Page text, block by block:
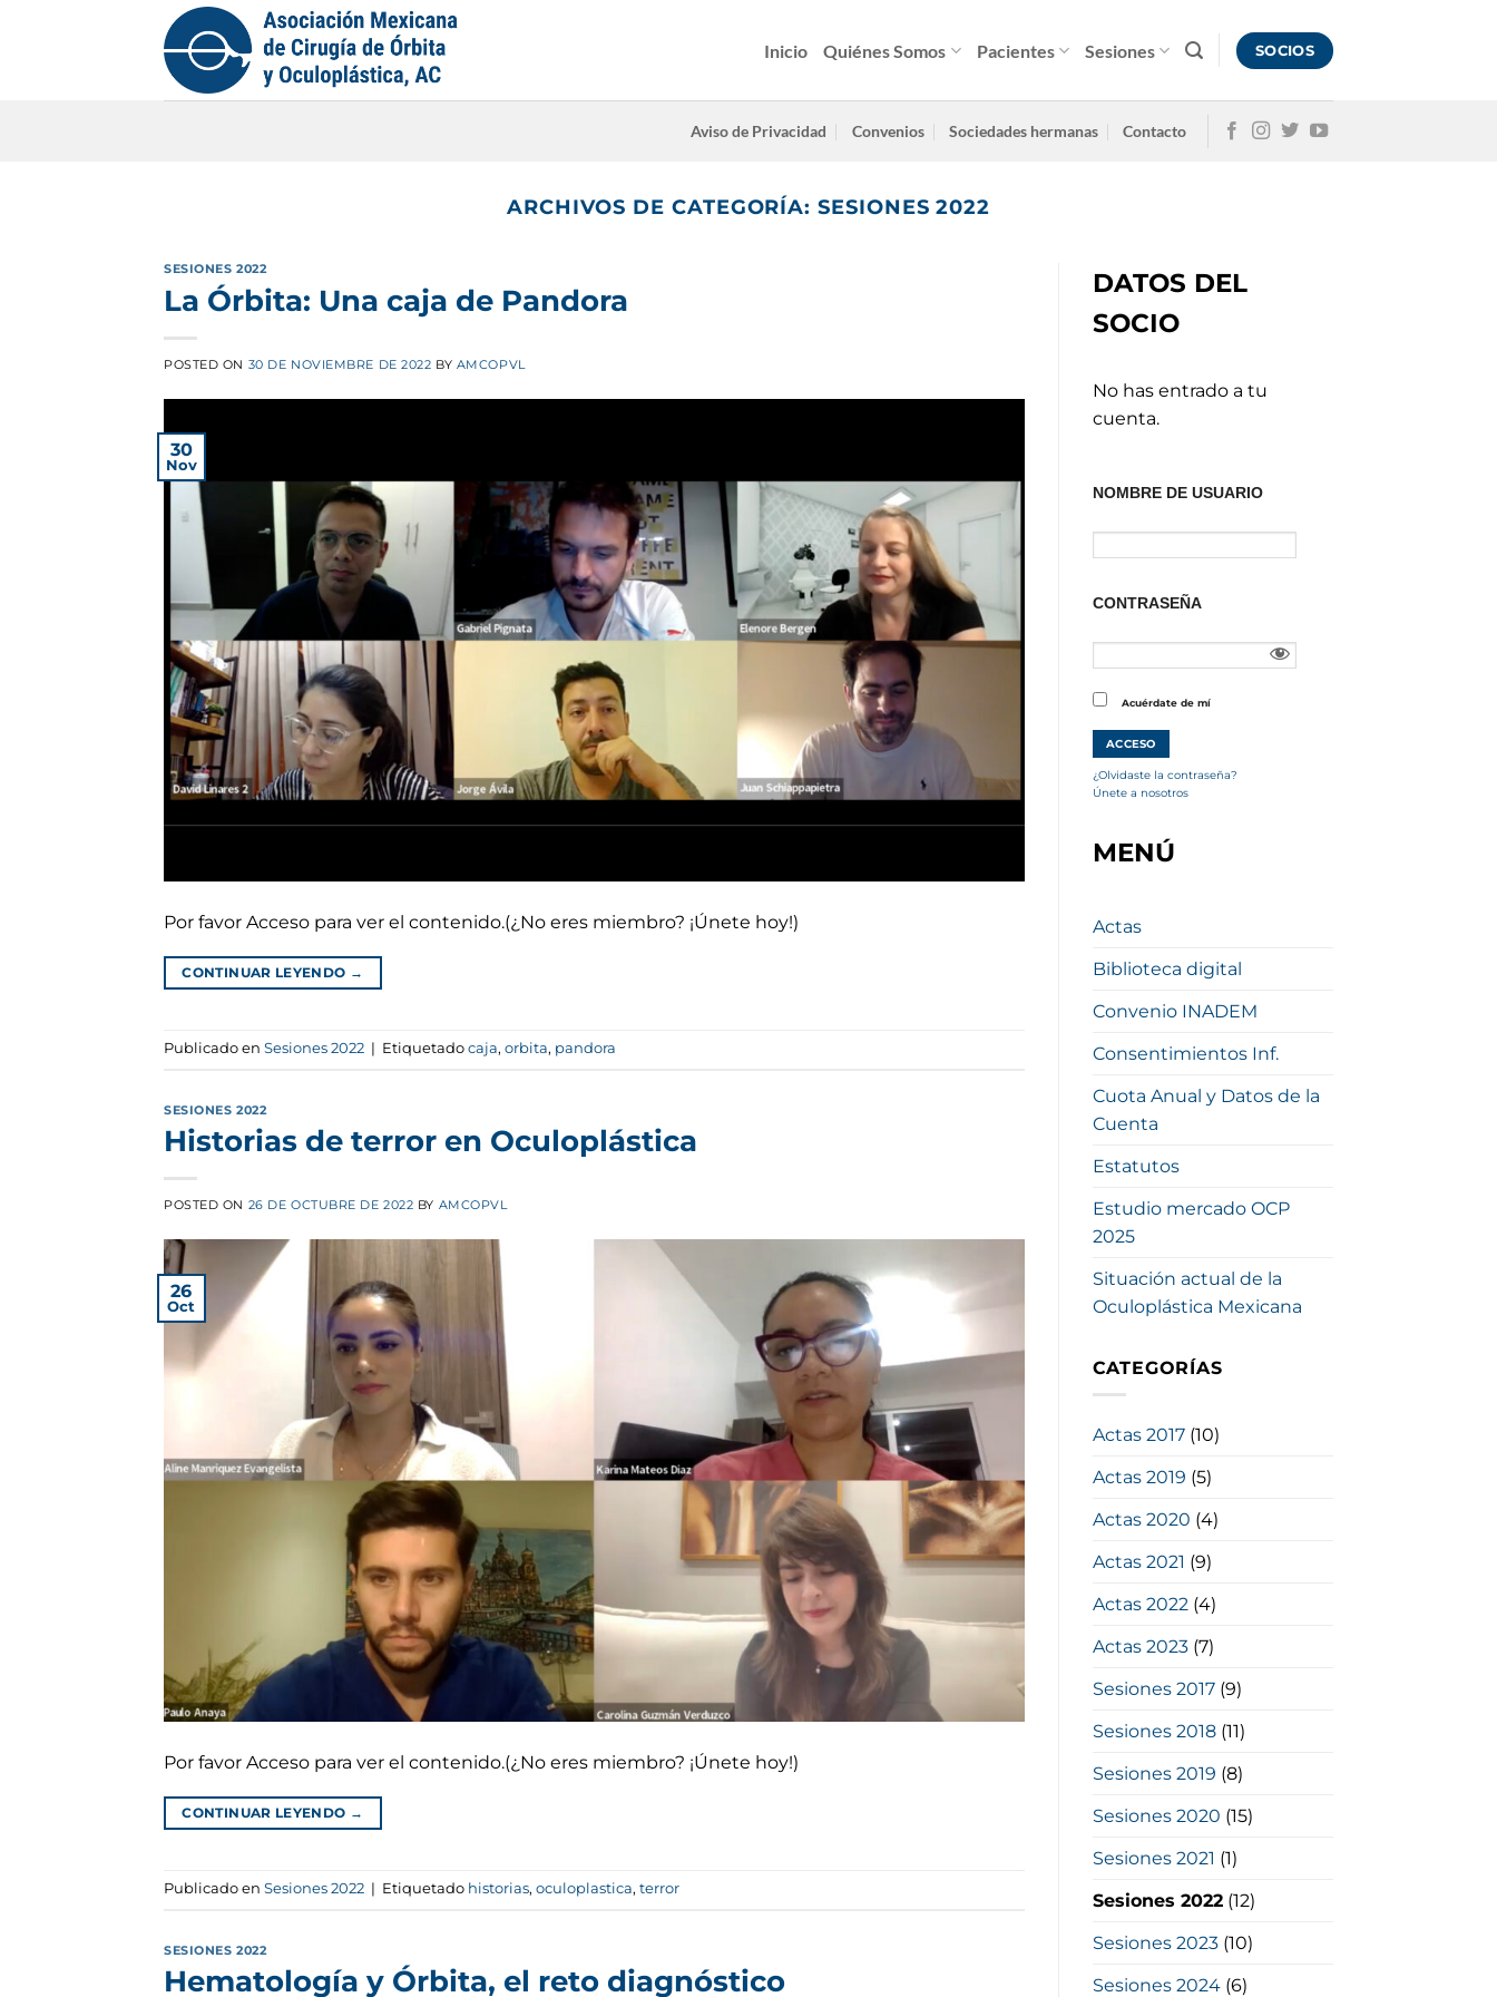
Inicio Quiénes Somos Pacientes Sesiones SOCIOS
Aviso de Privacidad Convenios Sociedades hermanas Contacto
ARCHIVOS DE CATEGORÍA:SESIONES 2022
SESIONES 2022
La Órbita: Una caja de Pandora
POSTED ON 30 DE NOVIEMBRE DE 2022 BY AMCOPVL
30
Nov
Por favor Acceso para ver el contenido.(¿No eres miembro? ¡Únete hoy!)
CONTINUAR LEYENDO →
Publicado en Sesiones 2022 | Etiquetado caja, orbita, pandora
SESIONES 2022
Historias de terror en Oculoplástica
POSTED ON 26 DE OCTUBRE DE 2022 BY AMCOPVL
26
Oct
Por favor Acceso para ver el contenido.(¿No eres miembro? ¡Únete hoy!)
CONTINUAR LEYENDO →
Publicado en Sesiones 2022 | Etiquetado historias, oculoplastica, terror
SESIONES 2022
Hematología y Órbita, el reto diagnóstico
DATOS DEL
SOCIO
No has entrado a tu
cuenta.
NOMBRE DE USUARIO
CONTRASEÑA
Acuérdate de mí
¿Olvidaste la contraseña?
Únete a nosotros
MENÚ
Actas
Biblioteca digital
Convenio INADEM
Consentimientos Inf.
Cuota Anual y Datos de la
Cuenta
Estatutos
Estudio mercado OCP
2025
Situación actual de la
Oculoplástica Mexicana
CATEGORÍAS
Actas 2017(10)
Actas 2019 (5)
Actas 2020 (4)
Actas 2021 (9)
Actas 2022(4)
Actas 2023(7)
Sesiones 2017(9)
Sesiones 2018(11)
Sesiones 2019 (8)
Sesiones 2020 (15)
Sesiones 2021 (1)
Sesiones 2022(12)
Sesiones 2023(10)
Sesiones 2024(6)